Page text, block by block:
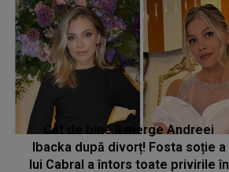
Cât de bine îi merge Andreei
Ibacka după divorț! Fosta soție a
lui Cabral a întors toate privirile în